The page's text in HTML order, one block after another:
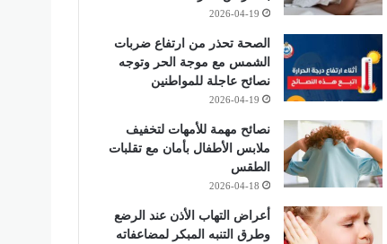
2026-04-19
الصحة تحذر من ارتفاع ضربات
الشمس مع موجة الحر وتوجه
نصائح عاجلة للمواطنين
2026-04-19
نصائح مهمة للأمهات لتخفيف
ملابس الأطفال بأمان مع تقلبات
الطقس
2026-04-18
أعراض التهاب الأذن عند الرضع
وطرق التنبه المبكر لمضاعفاته